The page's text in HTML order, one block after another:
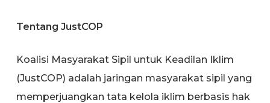
Tentang JustCOP
Koalisi Masyarakat Sipil untuk Keadilan Iklim
(JustCOP) adalah jaringan masyarakat sipil yang
memperjuangkan tata kelola iklim berbasis hak